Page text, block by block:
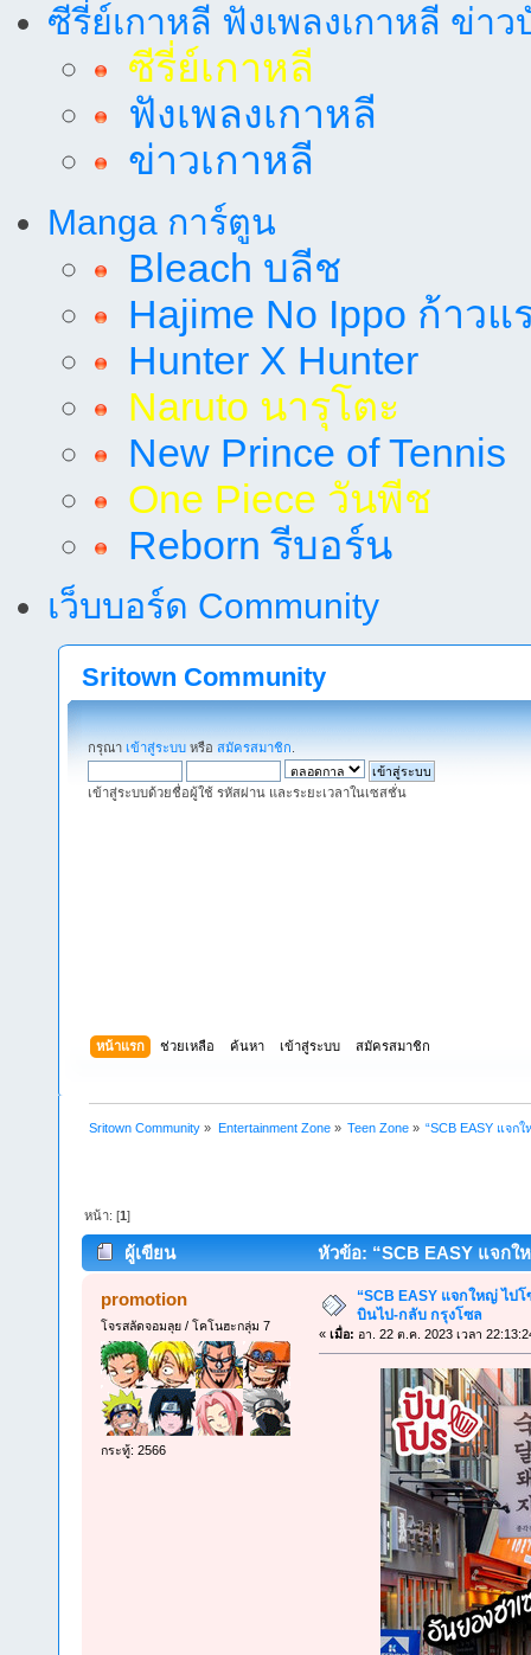
ซีรี่ย์เกาหลี ฟังเพลงเกาหลี ข่าว
ซีรี่ย์เกาหลี
ฟังเพลงเกาหลี
ข่าวเกาหลี
Manga การ์ตูน
Bleach บลีช
Hajime No Ippo ก้าวแ
Hunter X Hunter
Naruto นารุโตะ
New Prince of Tennis
One Piece วันพีช
Reborn รีบอร์น
เว็บบอร์ด Community
Sritown Community
กรุณา เข้าสู่ระบบ หรือ สมัครสมาชิก
เข้าสู่ระบบด้วยชื่อผู้ใช้ รหัสผ่าน และระยะเวลาในเซสชั่น
หน้าแรก ช่วยเหลือ ค้นหา เข้าสู่ระบบ สมัครสมาชิก
Sritown Community » Entertainment Zone» Teen Zone» “SCB EASY แจก
หน้า: [1]
ผู้เขียน หัวข้อ: “SCB EASY แจกใ
promotion
โจรสลัดจอมลุย / โคโนฮะกลุ่ม 7
กระทู้: 2566
“SCB EASY แจกใหญ่ ไป
บินไป-กลับ กรุงโซล
« เมื่อ: อา. 22 ต.ค. 2023 เวลา